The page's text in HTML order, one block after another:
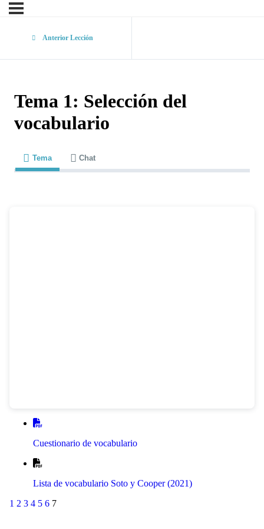
Anterior Lección
Tema 1: Selección del
vocabulario
Tema Chat
Cuestionario de vocabulario
Lista de vocabulario Soto y Cooper (2021)
1 2 3 4 5 6 7